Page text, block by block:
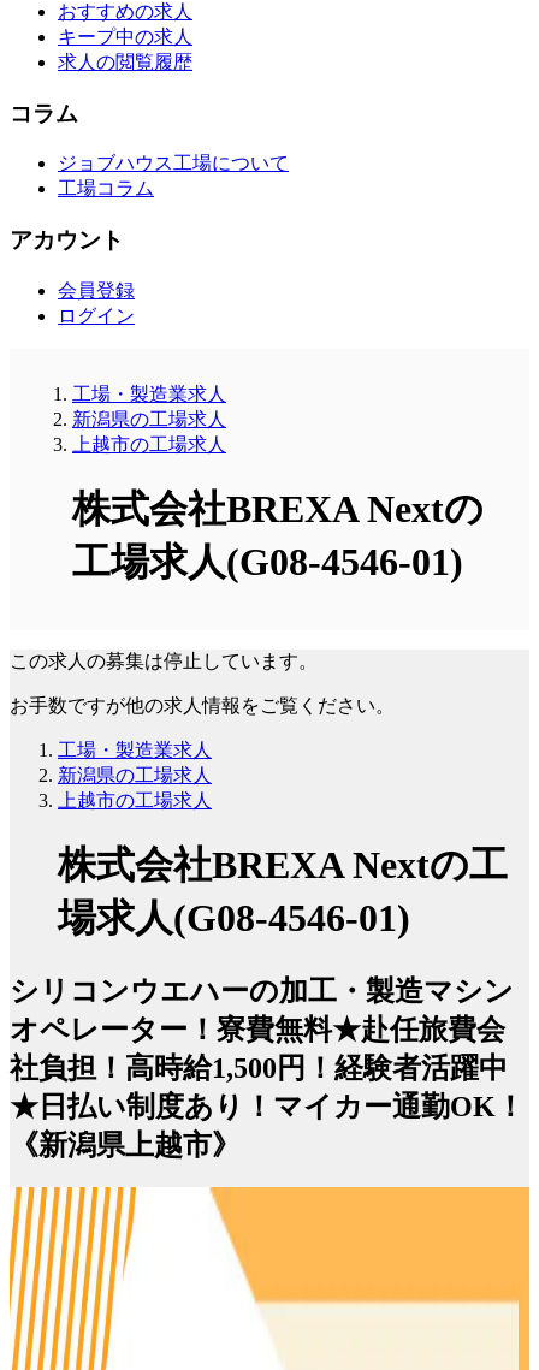
おすすめの求人
キープ中の求人
求人の閲覧履歴
コラム
ジョブハウス工場について
工場コラム
アカウント
会員登録
ログイン
工場・製造業求人
新潟県の工場求人
上越市の工場求人
株式会社BREXA Nextの
工場求人(G08-4546-01)
この求人の募集は停止しています。
お手数ですが他の求人情報をご覧ください。
工場・製造業求人
新潟県の工場求人
上越市の工場求人
株式会社BREXA Nextの工
場求人(G08-4546-01)
シリコンウエハーの加工・製造マシン
オペレーター！寮費無料★赴任旅費会
社負担！高時給1,500円！経験者活躍中
★日払い制度あり！マイカー通勤OK！
《新潟県上越市》